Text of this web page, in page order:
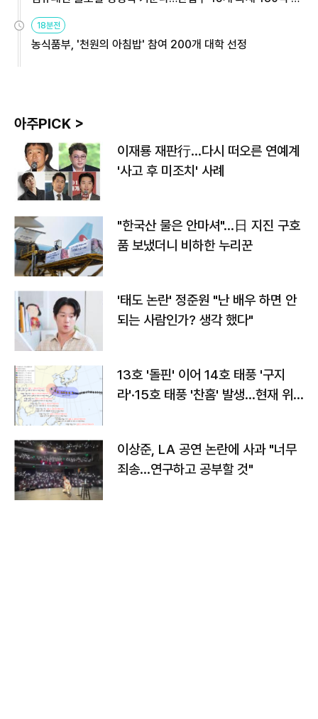
원
18분전
농식품부, '천원의 아침밥' 참여 200개 대학 선정
아주PICK >
이재룡 재판行…다시 떠오른 연예계
'사고 후 미조치' 사례
"한국산 물은 안마셔"…日 지진 구호
품 보냈더니 비하한 누리꾼
'태도 논란' 정준원 "난 배우 하면 안
되는 사람인가? 생각 했다"
13호 '돌핀' 이어 14호 태풍 '구지
라'·15호 태풍 '찬홈' 발생…현재 위
이상준, LA 공연 논란에 사과 "너무
죄송…연구하고 공부할 것"